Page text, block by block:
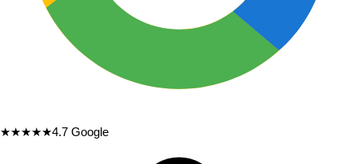
★★★★★4.7 Google